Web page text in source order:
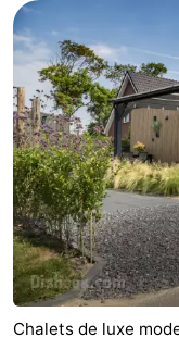
Chalets de luxe